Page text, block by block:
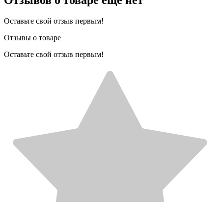
Оставьте свой отзыв первым!
Отзывы о товаре
Оставьте свой отзыв первым!